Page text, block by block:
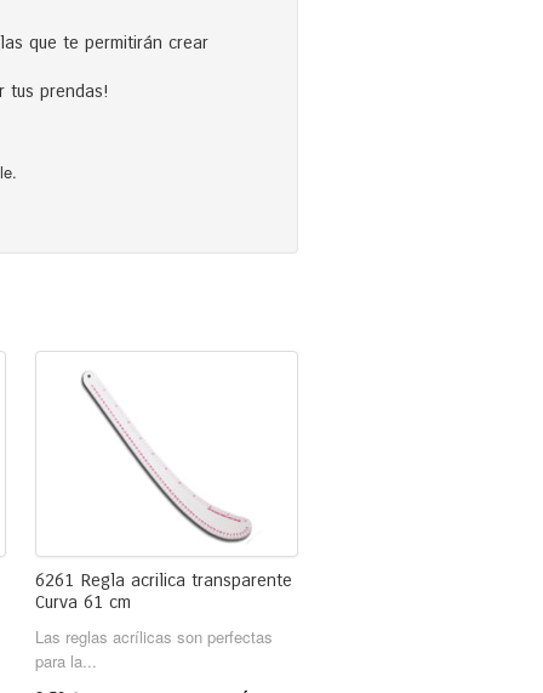
que te permitirán crear
tus prendas!
6261 Regla acrilica transparente
Curva 61 cm
Las reglas acrílicas son perfectas
para la...